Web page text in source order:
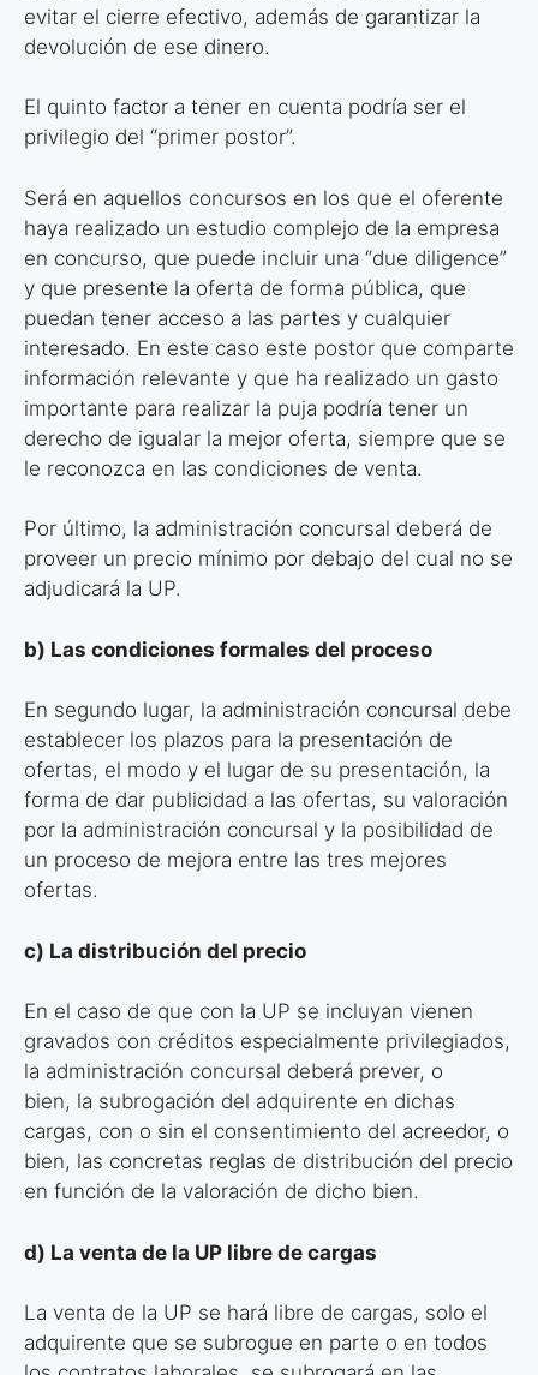
evitar el cierre efectivo, además de garantizar la
devolución de ese dinero.
El quinto factor a tener en cuenta podría ser el
privilegio del “primer postor”.
Será en aquellos concursos en los que el oferente
haya realizado un estudio complejo de la empresa
en concurso, que puede incluir una “due diligence”
y que presente la oferta de forma pública, que
puedan tener acceso a las partes y cualquier
interesado. En este caso este postor que comparte
información relevante y que ha realizado un gasto
importante para realizar la puja podría tener un
derecho de igualar la mejor oferta, siempre que se
le reconozca en las condiciones de venta.
Por último, la administración concursal deberá de
proveer un precio mínimo por debajo del cual no se
adjudicará la UP.
b) Las condiciones formales del proceso
En segundo lugar, la administración concursal debe
establecer los plazos para la presentación de
ofertas, el modo y el lugar de su presentación, la
forma de dar publicidad a las ofertas, su valoración
por la administración concursal y la posibilidad de
un proceso de mejora entre las tres mejores
ofertas.
c) La distribución del precio
En el caso de que con la UP se incluyan vienen
gravados con créditos especialmente privilegiados,
la administración concursal deberá prever, o
bien, la subrogación del adquirente en dichas
cargas, con o sin el consentimiento del acreedor, o
bien, las concretas reglas de distribución del precio
en función de la valoración de dicho bien.
d) La venta de la UP libre de cargas
La venta de la UP se hará libre de cargas, solo el
adquirente que se subrogue en parte o en todos